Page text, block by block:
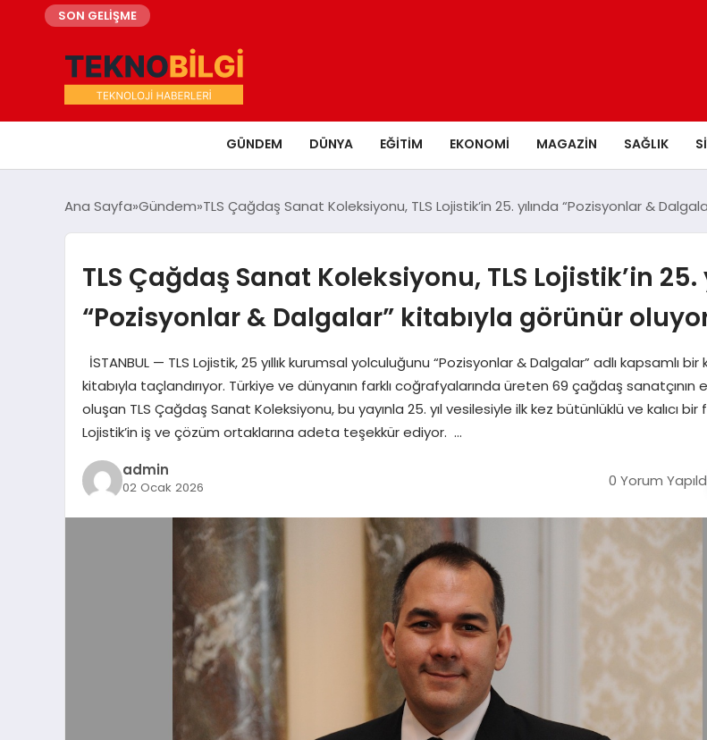
SON GELİŞME
GÜNDEM DÜNYA EĞITIM EKONOMI MAGAZIN SAĞLIK
Ana Sayfa Gündem TLS Çağdaş Sanat Koleksiyonu, TLS Lojistik’in 25. yılında “Pozisyonlar &
TLS Çağdaş Sanat Koleksiyonu, TLS Lojistik’in 25.
“Pozisyonlar & Dalgalar” kitabıyla görünür
İSTANBUL — TLS Lojistik, 25 yıllık kurumsal yolculuğunu “Pozisyonlar & Dalgalar” adlı kapsamlı bir
kitabıyla taçlandırıyor. Türkiye ve dünyanın farklı coğrafyalarında üreten 69 çağdaş sanatçının
oluşan TLS Çağdaş Sanat Koleksiyonu, bu yayınla 25. yıl vesilesiyle ilk kez bütünlüklü ve kalıcı bir
Lojistik’in iş ve çözüm ortaklarına adeta teşekkür ediyor. …
admin
02 Ocak 2026 0 Yorum